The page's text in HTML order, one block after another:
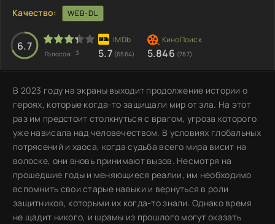
Качество:
WEB-DL
6.7
Голосов: 3 5.7 (6564) 5.846 (787)
В 2023 году на экраны выходит продолжение истории о
героях, которые когда-то защищали мир от зла. На этот
раз им предстоит столкнуться с врагом, угроза которого
уже нависала над человечеством. В условиях глобальных
потрясений и хаоса, когда судьба всего мира висит на
волоске, они вновь принимают вызов. Несмотря на
прошедшие годы и меняющиеся реалии, им необходимо
вспомнить свои старые навыки и вернуться в роли
защитников, которыми их когда-то знали. Однако время
не щадит никого, и шрамы из прошлого могут оказать